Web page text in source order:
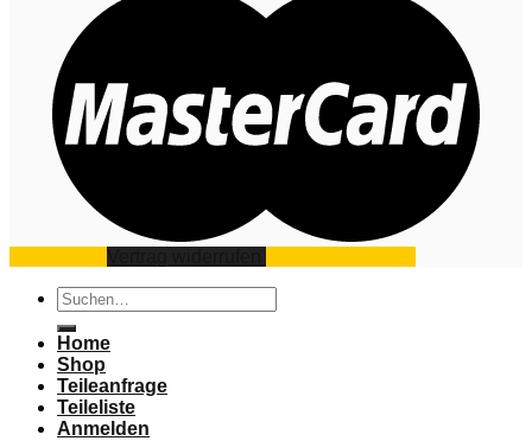
Suchen
nach:
Home
Shop
Teileanfrage
Teileliste
Anmelden